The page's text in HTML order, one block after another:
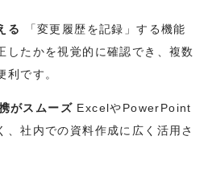
る
「変更履歴を記録」する機能
したかを視覚的に確認でき、複数
利です。
がスムーズ ExcelやPowerPoint
、社内での資料作成に広く活用さ